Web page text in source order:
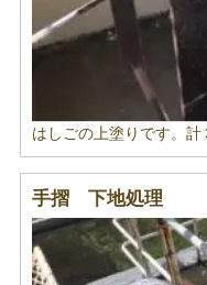
はしごの上塗りです。計
手摺 下地処理